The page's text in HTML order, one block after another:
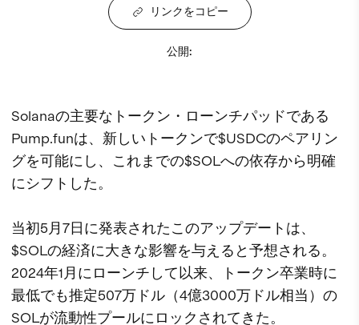
リンクをコピー
公開:
Solanaの主要なトークン・ローンチパッドである
Pump.funは、新しいトークンで$USDCのペアリン
グを可能にし、これまでの$SOLへの依存から明確
にシフトした。
当初5月7日に発表されたこのアップデートは、
$SOLの経済に大きな影響を与えると予想される。
2024年1月にローンチして以来、トークン卒業時に
最低でも推定507万ドル（4億3000万ドル相当）の
SOLが流動性プールにロックされてきた。